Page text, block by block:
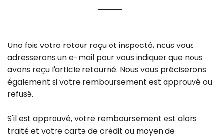
Une fois votre retour reçu et inspecté, nous vous
adresserons un e-mail pour vous indiquer que nous
avons reçu l'article retourné. Nous vous préciserons
également si votre remboursement est approuvé ou
refusé.
S'il est approuvé, votre remboursement est alors
traité et votre carte de crédit ou moyen de